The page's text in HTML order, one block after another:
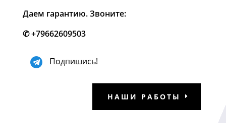
Даем гарантию. Звоните:
✆+79662609503
Подпишись!
НАШИ РАБОТЫ